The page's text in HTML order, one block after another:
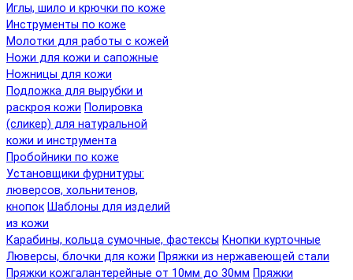
Иглы, шило и крючки по коже
Инструменты по коже
Молотки для работы с кожей
Ножи для кожи и сапожные
Ножницы для кожи
Подложка для вырубки и
раскроя кожи Полировка
(сликер) для натуральной
кожи и инструмента
Пробойники по коже
Установщики фурнитуры:
люверсов, хольнитенов,
кнопок Шаблоны для изделий
из кожи
Карабины, кольца сумочные, фастексы Кнопки курточные
Люверсы, блочки для кожи Пряжки из нержавеющей стали
Пряжки кожгалантерейные от 10мм до 30мм Пряжки